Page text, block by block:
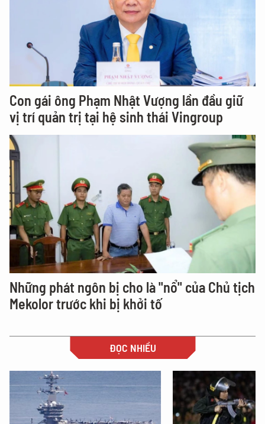
Con gái ông Phạm Nhật Vượng lần đầu giữ
vị trí quản trị tại hệ sinh thái Vingroup
Những phát ngôn bị cho là "nổ" của Chủ tịch
Mekolor trước khi bị khởi tố
ĐỌC NHIỀU